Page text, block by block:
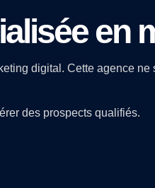
en
digital. Cette agence
des prospects qualifiés.